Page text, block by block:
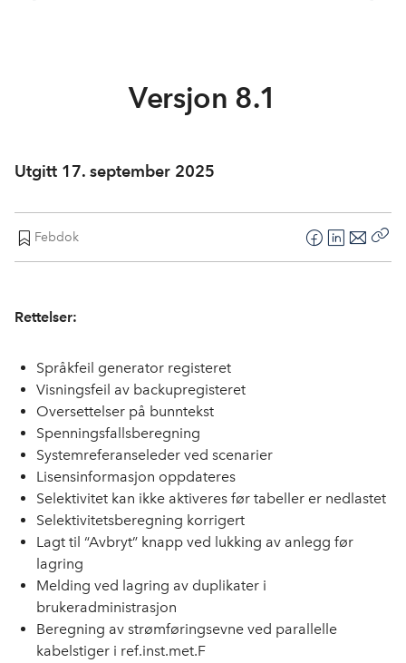
Versjon 8.1
Utgitt 17. september 2025
Febdok
F
a
L
i
E
-
Rettelser:
Språkfeil generator registeret
Visningsfeil av backupregisteret
Oversettelser på bunntekst
Spenningsfallsberegning
Systemreferanseleder ved scenarier
Lisensinformasjon oppdateres
Selektivitet kan ikke aktiveres før tabeller er nedlastet
Selektivitetsberegning korrigert
Lagt til “Avbryt” knapp ved lukking av anlegg før
lagring
Melding ved lagring av duplikater i
brukeradministrasjon
Beregning av strømføringsevne ved parallelle
kabelstiger i ref.inst.met.F